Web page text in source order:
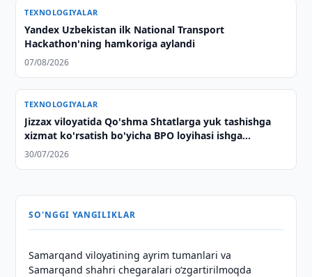
TEXNOLOGIYALAR
Yandex Uzbekistan ilk National Transport
Hackathon'ning hamkoriga aylandi
07/08/2026
TEXNOLOGIYALAR
Jizzax viloyatida Qo'shma Shtatlarga yuk tashishga
xizmat ko'rsatish bo'yicha BPO loyihasi ishga
tushirildi
30/07/2026
SO'NGGI YANGILIKLAR
Samarqand viloyatining ayrim tumanlari va
Samarqand shahri chegaralari oʻzgartirilmoqda